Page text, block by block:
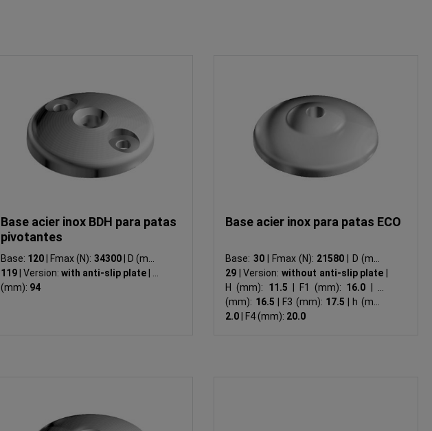
Base acier inox BDH para patas
pivotantes
Base: 120 Fmax (N): 34300
D (mm):
119 Version: with anti-slip plate
(mm): 94
Base acier inox para patas ECO
Base: 30 Fmax (N): 21580
D (mm):
29
Version:without anti-slip plate
H (mm): 11.5 F1 (mm): 16.0
(mm): 16.5 F3 (mm): 17.5
h (mm):
2.0
F4 (mm): 20.0